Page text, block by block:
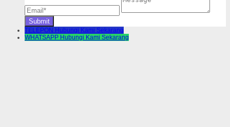
TELEPON Hubungi Kami Sekarang
WHATSAPP Hubungi Kami Sekarang